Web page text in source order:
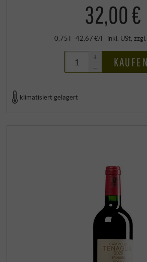
32,00 €
0,75 l · 42,67 €/l · inkl. USt, zzgl.
+
–
KAUFEN
klimatisiert gelagert